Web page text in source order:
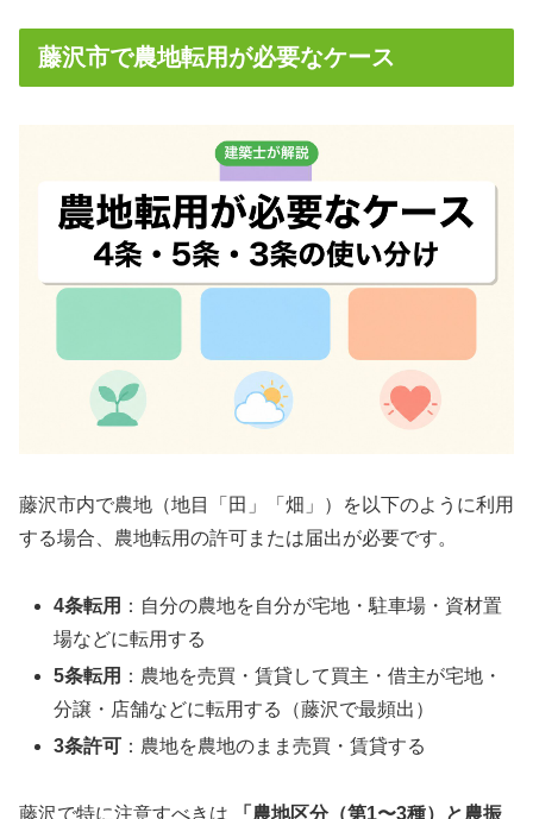
藤沢市で農地転用が必要なケース
藤沢市内で農地（地目「田」「畑」）を以下のように利用
する場合、農地転用の許可または届出が必要です。
4条転用 ：自分の農地を自分が宅地・駐車場・資材置
場などに転用する
5条転用 ：農地を売買・賃貸して買主・借主が宅地・
分譲・店舗などに転用する（藤沢で最頻出）
3条許可 ：農地を農地のまま売買・賃貸する
藤沢で特に注意すべきは
「農地区分（第1〜3種）と農振